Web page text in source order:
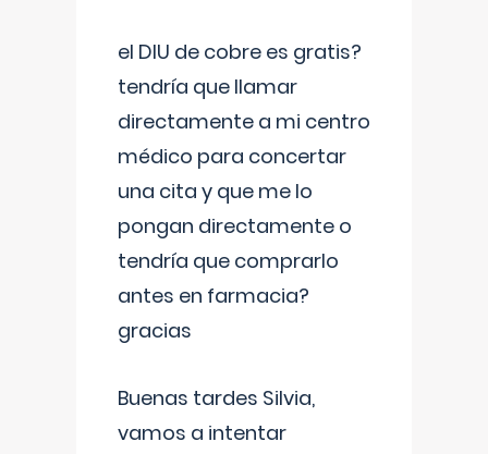
el DIU de cobre es gratis?
tendría que llamar
directamente a mi centro
médico para concertar
una cita y que me lo
pongan directamente o
tendría que comprarlo
antes en farmacia?
gracias
Buenas tardes Silvia,
vamos a intentar